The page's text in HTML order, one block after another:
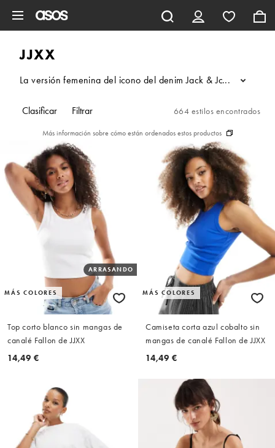
JJXX
La versión femenina del icono del denim Jack & Jones, JJXX
...
Clasificar Filtrar 664 estilos encontrados
Más información sobre cómo están ordenados estos productos
MÁS COLORES
ARRASANDO
Top corto blanco sin mangas de
canalé Fallon de JJXX
14,49 €
MÁS COLORES
Camiseta corta azul cobalto sin
mangas de canalé Fallon de JJXX
14,49 €